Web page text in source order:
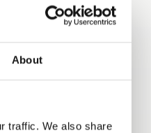
About
traffic. We also share
og fieldbus-komponenter
uden styretavle
til industriel billedbehandling
Se profil